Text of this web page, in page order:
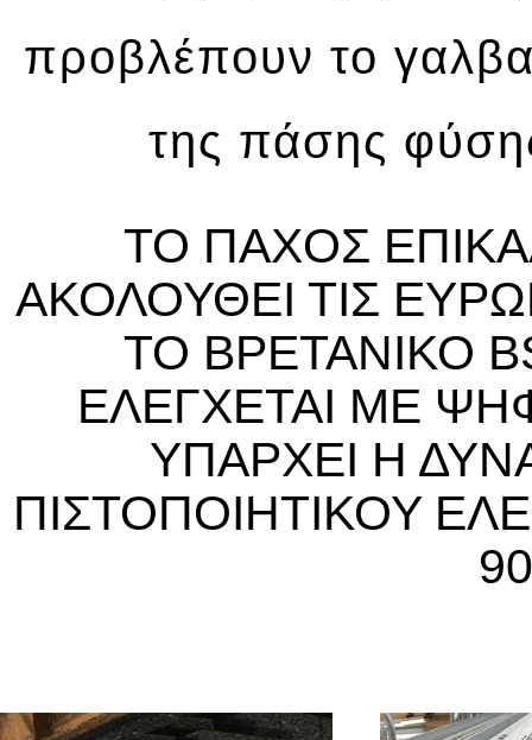
προβλέπουν το
της πάσης
ΤΟ ΠΑΧΟΣ
ΑΚΟΛΟΥΘΕΙ ΤΙΣ
ΤΟ ΒΡΕΤΑΝΙΚΟ
ΕΛΕΓΧΕΤΑΙ ΜΕ
ΥΠΑΡΧΕΙ Η
ΠΙΣΤΟΠΟΙΗΤΙΚΟΥ